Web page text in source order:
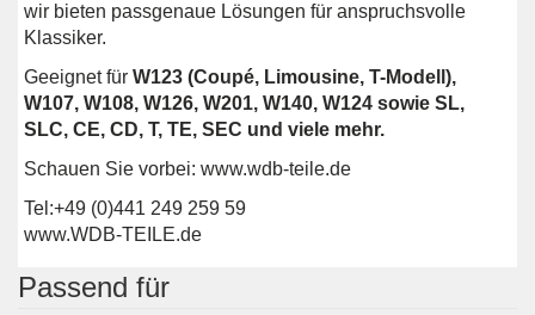
wir bieten passgenaue Lösungen für anspruchsvolle
Klassiker.
Geeignet für W123 (Coupé, Limousine, T-Modell),
W107, W108, W126, W201, W140, W124 sowie SL,
SLC, CE, CD, T, TE, SEC und viele mehr.
Schauen Sie vorbei: www.wdb-teile.de
Tel:+49 (0)441 249 259 59
www.WDB-TEILE.de
Passend für